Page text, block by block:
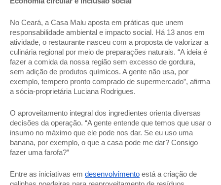
No Ceará, a Casa Malu aposta em práticas que unem
responsabilidade ambiental e impacto social. Há 13 anos em
atividade, o restaurante nasceu com a proposta de valorizar a
culinária regional por meio de preparações naturais. “A ideia é
fazer a comida da nossa região sem excesso de gordura,
sem adição de produtos químicos. A gente não usa, por
exemplo, tempero pronto comprado de supermercado”, afirma
a sócia-proprietária Luciana Rodrigues.
O aproveitamento integral dos ingredientes orienta diversas
decisões da operação. “A gente entende que temos que usar o
insumo no máximo que ele pode nos dar. Se eu uso uma
banana, por exemplo, o que a casa pode me dar? Consigo
fazer uma farofa?”
Entre as iniciativas em desenvolvimento está a criação de